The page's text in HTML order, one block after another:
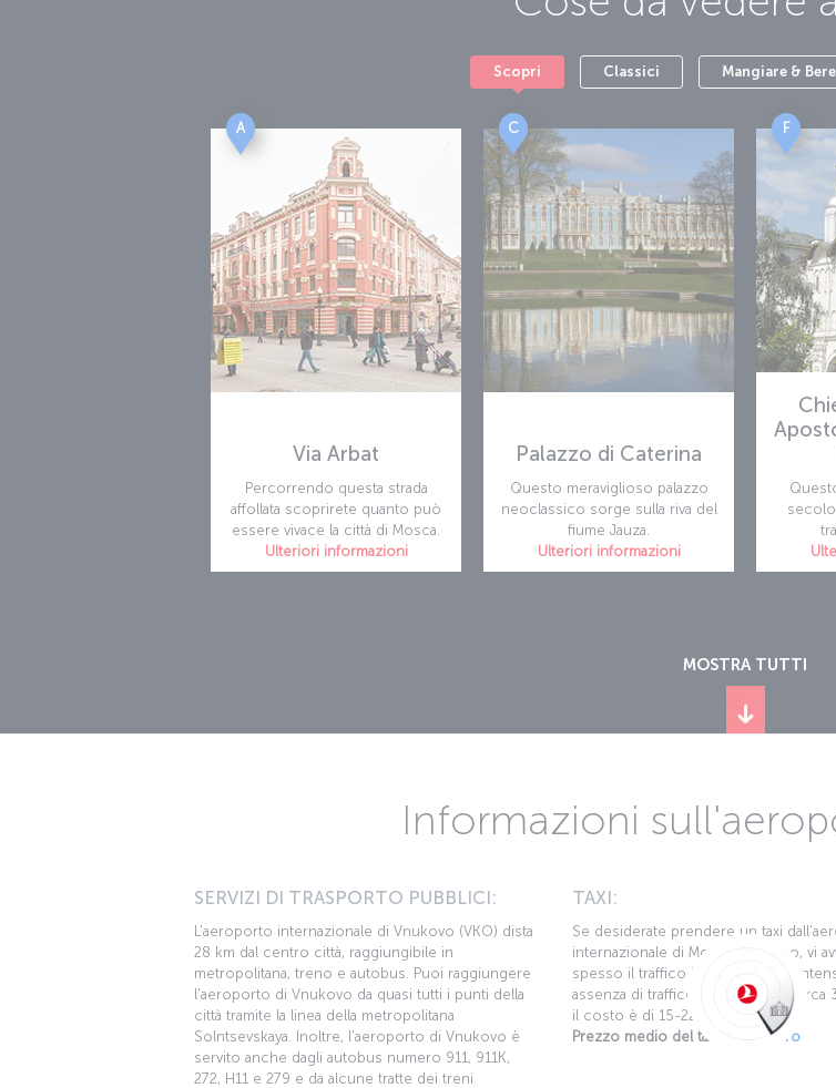
autentici capolavori artistici, e il Teatro Bolshoi, che ospita spettacoli di balletto e di opera
dalla straordinaria collezione d'arte della Galleria Tretyakov: due gemme che rendono Mosca
una città unica al mondo. Dai prestigiosi centri commerciali di lusso ai sapori autentici della
cucina russa, Mosca offre ai suoi visitatori un'esperienza indimenticabile. Prenota subito un
volo per Mosca e vivi tutte queste esperienze.
Informazioni sull'aeroporto di Mosca-Vnukovo (VKO)
I voli Turkish Airlines per Mosca operano dall'aeroporto internazionale Vnukovo (VKO), uno
degli aeroporti più importanti della città. A soli 28 chilometri dal cuore di Mosca, l'aeroporto
di Vnukovo garantisce ai passeggeri un'esperienza di viaggio confortevole grazie alle sue
strutture moderne e alle numerose opzioni di trasporto.
Scopri Classici Mangiare & Bere
A
Via Arbat
Percorrendo questa strada
affollata scoprirete quanto può
essere vivace la città di Mosca.
Ulteriori informazioni
C
Palazzo di Caterina
Questo meraviglioso palazzo
neoclassico sorge sulla riva del
fiume Jauza.
Ulteriori informazioni
F
MOSTRA TUTTI
Informazioni
SERVIZI DI TRASPORTO PUBBLICI:
L'aeroporto internazionale di Vnukovo (VKO) dista
28 km dal centro città, raggiungibile in
metropolitana, treno e autobus. Puoi raggiungere
l'aeroporto di Vnukovo da quasi tutti i punti della
città tramite la linea della metropolitana
Solntsevskaya. Inoltre, l'aeroporto di Vnukovo è
servito anche dagli autobus numero 911, 911K,
272, H11 e 279 e da alcune tratte dei treni
TAXI:
Se desiderate prendere un taxi
internazionale di Mosca-Vnukovo, vi
spesso il traffico in città è molto
assenza di traffico il tragitto è di circa
il costo è di 15-22 euro.
Prezzo medio del taxi:
15-22 Euro